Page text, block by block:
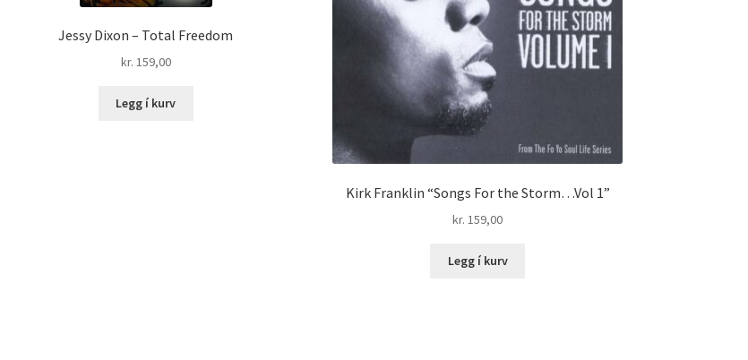
Jessy Dixon – Total Freedom
kr. 159,00
Legg í kurv
Kirk Franklin “Songs For the Storm…Vol 1”
kr. 159,00
Legg í kurv